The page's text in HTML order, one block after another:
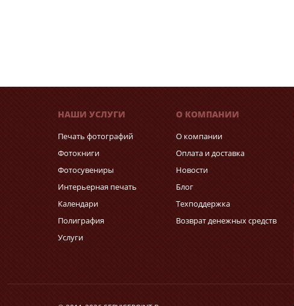
НАШИ УСЛУГИ
Печать фотографий
Фотокниги
Фотосувениры
Интерьерная печать
Календари
Полиграфия
Услуги
О КОМПАНИИ
О компании
Оплата и доставка
Новости
Блог
Техподдержка
Возврат денежных средств